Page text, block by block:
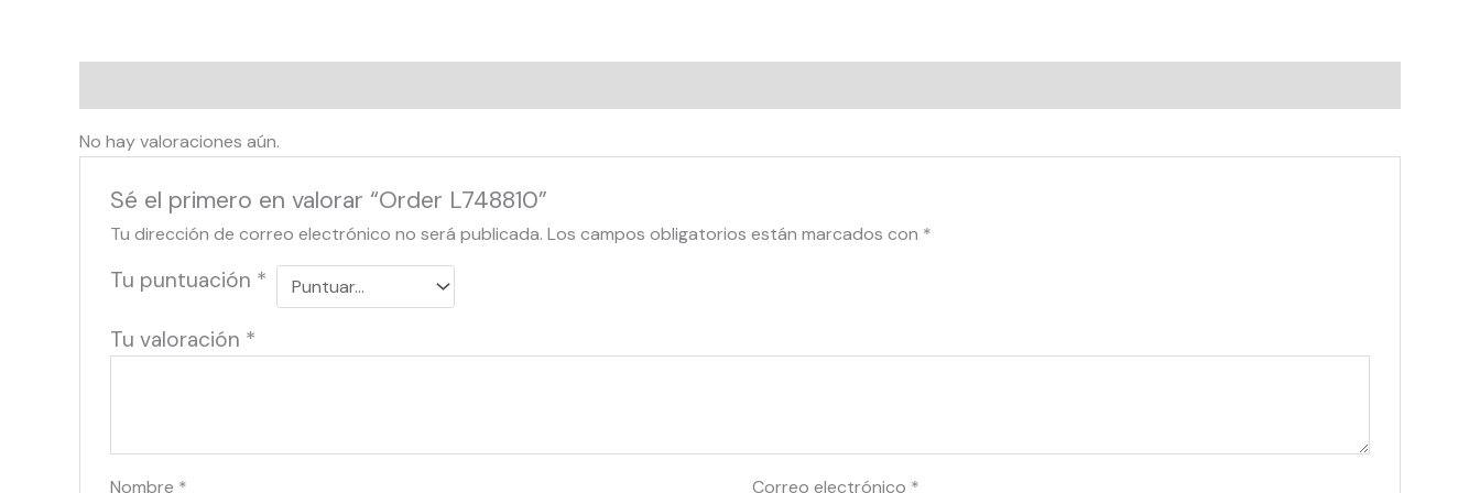
No hay valoraciones aún.
Sé el primero en valorar “Order L748810”
Tu dirección de correo electrónico no será publicada. Los campos obligatorios están marcados con *
Tu puntuación *
Tu valoración *
Nombre * Correo electrónico *